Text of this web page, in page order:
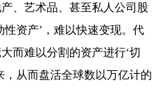
产、艺术品、甚至私人公司股
性资产’，难以快速变现。代
而难以分割的资产进行‘切
，从而盘活全球数以万亿计的